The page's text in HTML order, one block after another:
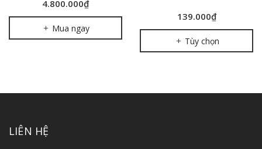
4.800.000₫
Mua ngay
139.000₫
Tùy chọn
LIÊN HỆ